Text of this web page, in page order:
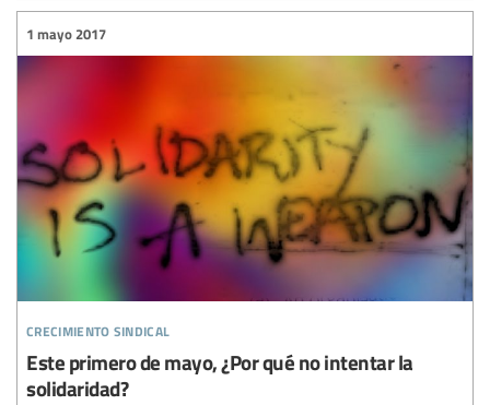
crecimiento sindical
1 mayo 2017
Este primero de mayo, ¿Por qué no intentar la
solidaridad?